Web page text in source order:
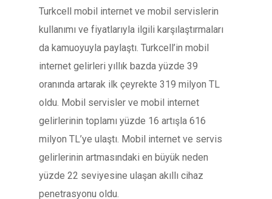
Turkcell mobil internet ve mobil servislerin
kullanımı ve fiyatlarıyla ilgili karşılaştırmaları
da kamuoyuyla paylaştı. Turkcell’in mobil
internet gelirleri yıllık bazda yüzde 39
oranında artarak ilk çeyrekte 319 milyon TL
oldu. Mobil servisler ve mobil internet
gelirlerinin toplamı yüzde 16 artışla 616
milyon TL’ye ulaştı. Mobil internet ve servis
gelirlerinin artmasındaki en büyük neden
yüzde 22 seviyesine ulaşan akıllı cihaz
penetrasyonu oldu.